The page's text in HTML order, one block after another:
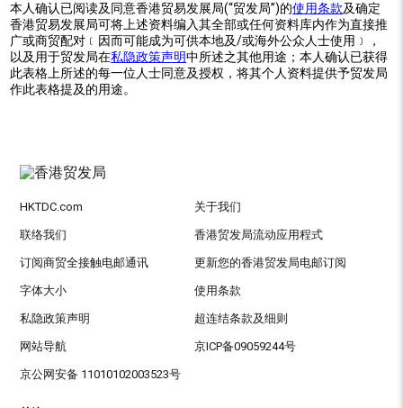
本人确认已阅读及同意香港贸易发展局(“贸发局”)的使用条款及确定
香港贸易发展局可将上述资料编入其全部或任何资料库内作为直接推
广或商贸配对﹝因而可能成为可供本地及/或海外公众人士使用﹞，
以及用于贸发局在私隐政策声明中所述之其他用途；本人确认已获得
此表格上所述的每一位人士同意及授权，将其个人资料提供予贸发局
作此表格提及的用途。
HKTDC.com 关于我们
联络我们 香港贸发局流动应用程式
订阅商贸全接触电邮通讯 更新您的香港贸发局电邮订阅
字体大小 使用条款
私隐政策声明 超连结条款及细则
网站导航 京ICP备09059244号
京公网安备 11010102003523号